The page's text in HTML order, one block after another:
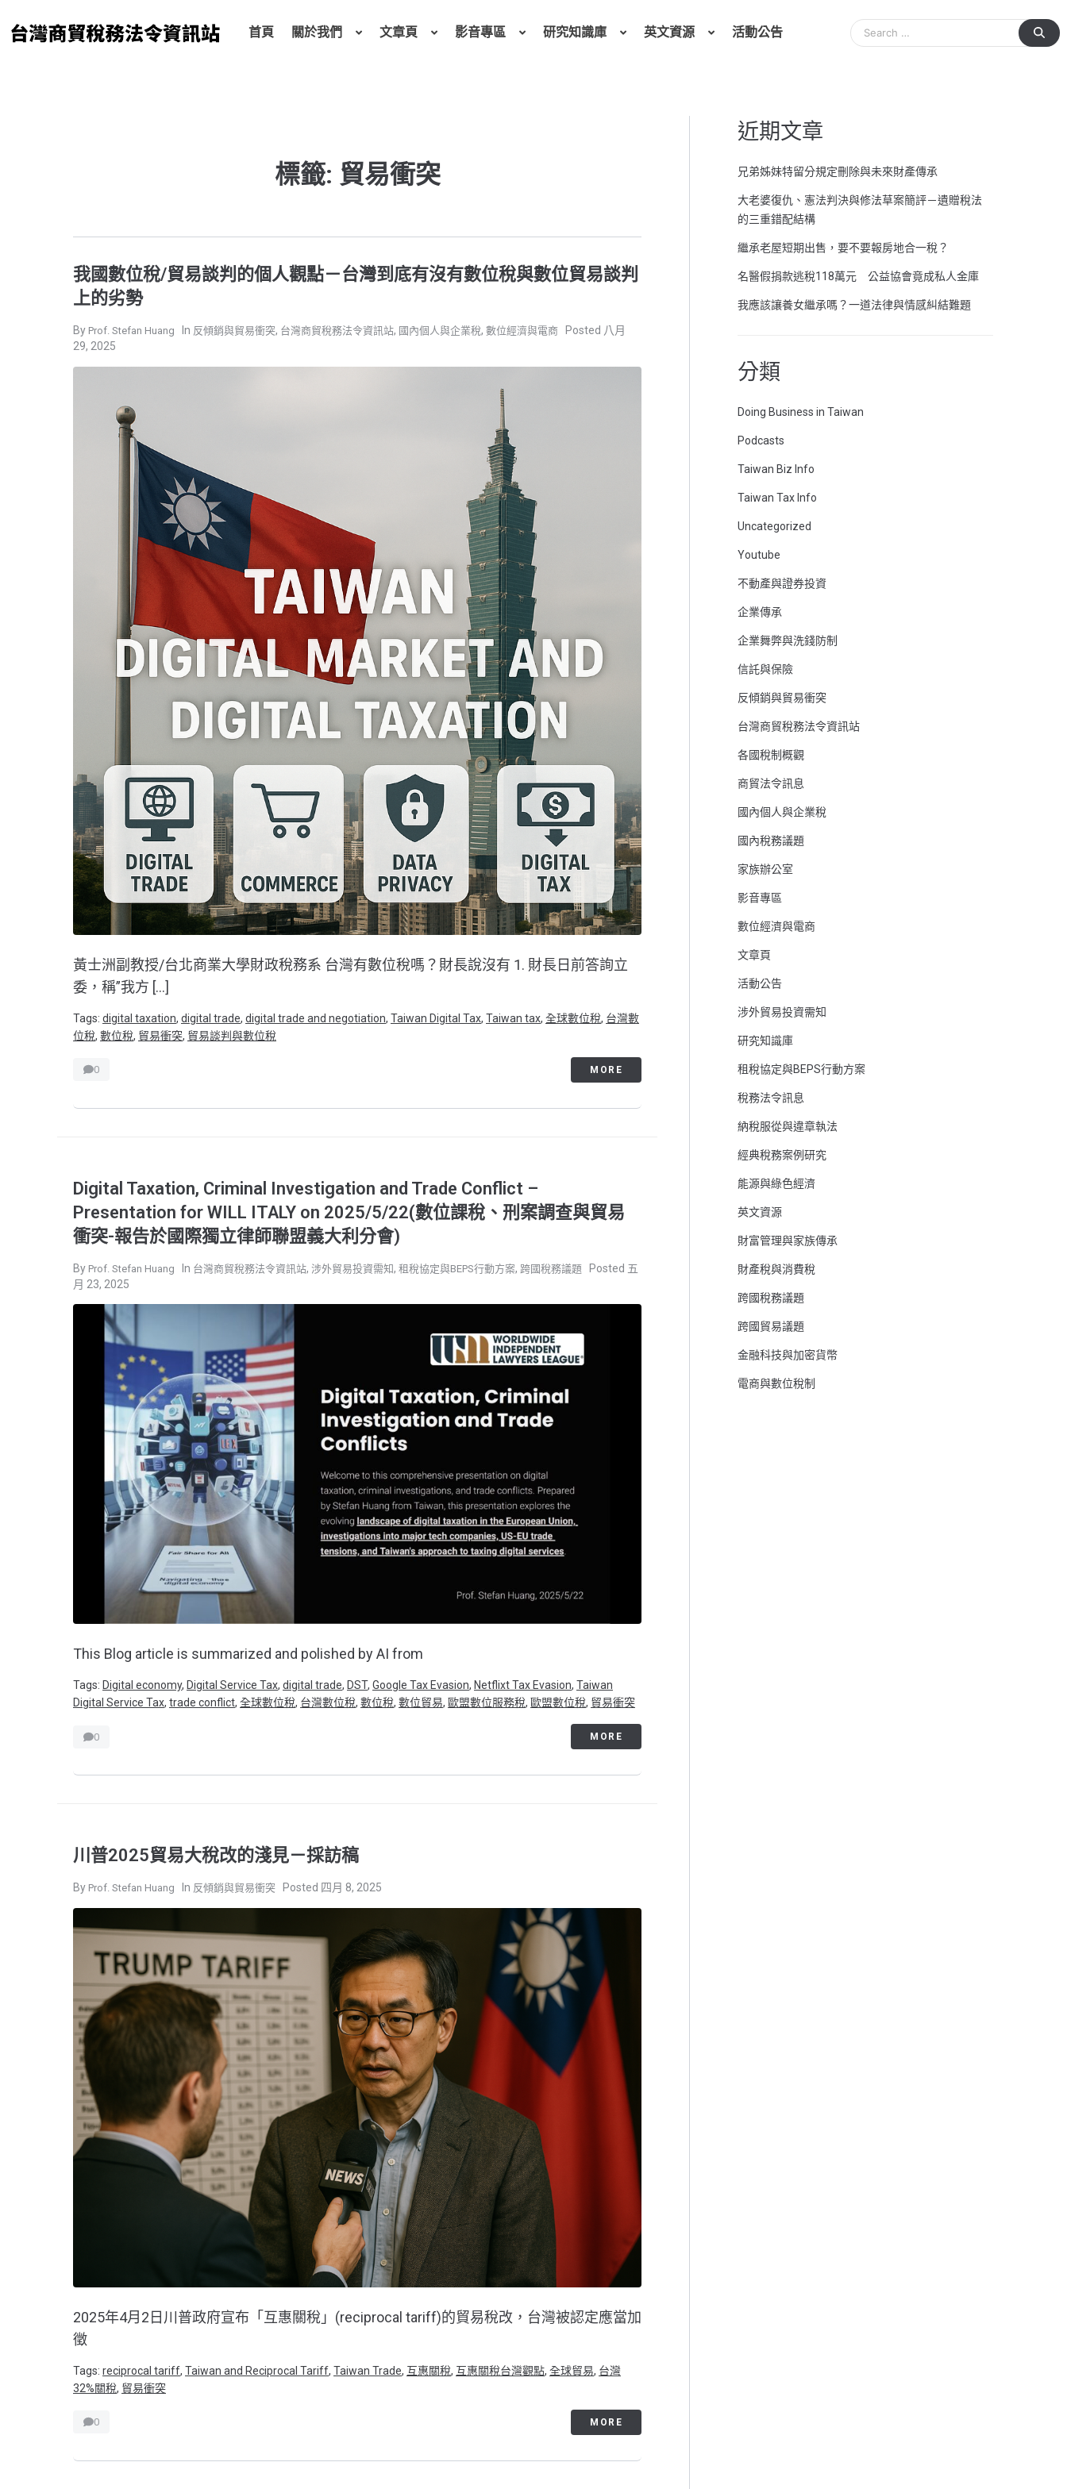
至
首頁 關於我們 文章頁 影音專區 研究知識庫 英文資源 活動公告
標籤: 貿易衝突
我國數位稅/貿易談判的個人觀點－台灣到底有沒有數位稅與數位貿易談判
上的劣勢
Prof. Stefan Huang 反傾銷與貿易衝突, 台灣商貿稅務法令資訊站, 國內個人與企業稅, 數位經濟與電商
八月
29, 2025
黃士洲副教授/台北商業大學財政稅務系 台灣有數位稅嗎？財長說沒有 1. 財長日前答詢立
委，稱”我方 […]
Tags: digital taxation, digital trade, digital trade and negotiation, Taiwan Digital Tax, Taiwan tax, 全球數位稅, 台灣數
位稅, 數位稅, 貿易衝突, 貿易談判與數位稅
0 MORE
Digital Taxation, Criminal Investigation and Trade Conflict –
Presentation for WILL ITALY on 2025/5/22(數位課稅、刑案調查與貿易
衝突-報告於國際獨立律師聯盟義大利分會)
Prof. Stefan Huang 台灣商貿稅務法令資訊站, 涉外貿易投資需知, 租稅協定與BEPS行動方案, 跨國稅務議題
五
月 23, 2025
This Blog article is summarized and polished by AI from
Tags: Digital economy, Digital Service Tax, digital trade, DST, Google Tax Evasion, Netflixt Tax Evasion, Taiwan
Digital Service Tax, trade conflict, 全球數位稅, 台灣數位稅, 數位稅, 數位貿易, 歐盟數位服務稅, 歐盟數位稅, 貿易衝突
0 MORE
川普2025貿易大稅改的淺見－採訪稿
Prof. Stefan Huang 反傾銷與貿易衝突 四月 8, 2025
2025年4月2日川普政府宣布「互惠關稅」(reciprocal tariff)的貿易稅改，台灣被認定應當加
徵
Tags: reciprocal tariff, Taiwan and Reciprocal Tariff, Taiwan Trade, 互惠關稅, 互惠關稅台灣觀點, 全球貿易, 台灣
32%關稅, 貿易衝突
0 MORE
近期文章
兄弟姊妹特留分規定刪除與未來財產傳承
大老婆復仇、憲法判決與修法草案簡評－遺贈稅法
的三重錯配結構
繼承老屋短期出售，要不要報房地合一稅？
名醫假捐款逃稅118萬元 公益協會竟成私人金庫
我應該讓養女繼承嗎？一道法律與情感糾結難題
分類
Doing Business in Taiwan
Podcasts
Taiwan Biz Info
Taiwan Tax Info
Uncategorized
Youtube
不動產與證券投資
企業傳承
企業舞弊與洗錢防制
信託與保險
反傾銷與貿易衝突
台灣商貿稅務法令資訊站
各國稅制概觀
商貿法令訊息
國內個人與企業稅
國內稅務議題
家族辦公室
影音專區
數位經濟與電商
文章頁
活動公告
涉外貿易投資需知
研究知識庫
租稅協定與BEPS行動方案
稅務法令訊息
納稅服從與違章執法
經典稅務案例研究
能源與綠色經濟
英文資源
財富管理與家族傳承
財產稅與消費稅
跨國稅務議題
跨國貿易議題
金融科技與加密貨幣
電商與數位稅制